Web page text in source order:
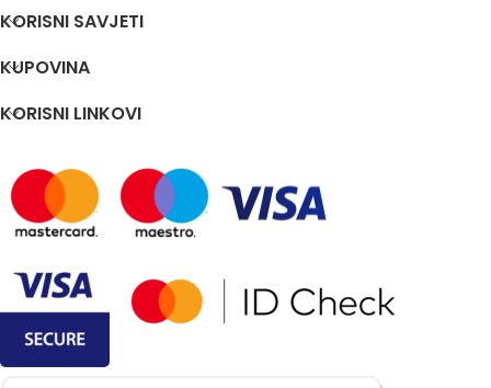
KORISNI SAVJETI
KUPOVINA
KORISNI LINKOVI